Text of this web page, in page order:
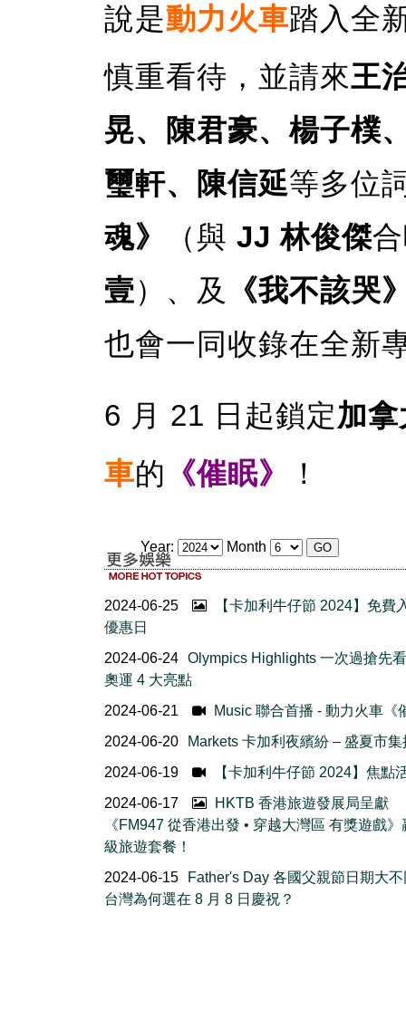
說是動力火車踏入全
慎重看待，並請來王
晃、陳君豪、楊子樸
璽軒、陳信延等多位
魂》
（與 JJ 林俊傑
壹）、及
《我不該哭
也會一同收錄在全新
6 月 21 日起鎖定加
車的 《催眠》 ！
Year: Month
2024-06-25
【卡加利牛仔節 2024】免費
優惠日
2024-06-24 Olympics Highlights 一次過搶先
奧運 4 大亮點
2024-06-21
Music 聯合首播 - 動力火車《
2024-06-20
Markets 卡加利夜繽紛 – 盛夏市集
2024-06-19
【卡加利牛仔節 2024】焦點
2024-06-17
HKTB 香港旅遊發展局呈獻
《FM947 從香港出發 • 穿越大灣區 有獎遊戲
級旅遊套餐！
2024-06-15
Father's Day 各國父親節日期大
台灣為何選在 8 月 8 日慶祝？